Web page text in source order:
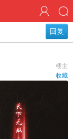
回复
楼主
收藏